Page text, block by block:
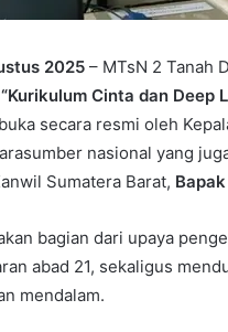
2025 – MTsN 2 Tanah
“Kurikulum Cinta dan Deep
secara resmi oleh
nasional yang
Sumatera Barat,
bagian dari upaya
abad 21, sekaligus
mendalam.